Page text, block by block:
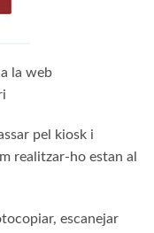
la web
pel kiosk i
realitzar-ho estan al
escanejar